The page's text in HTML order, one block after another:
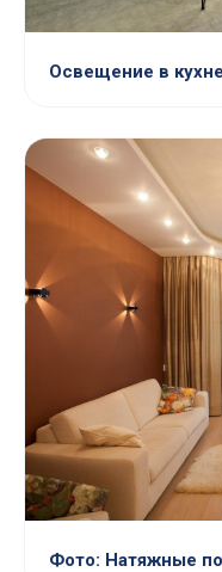
Освещение в
Фото: Натяжные